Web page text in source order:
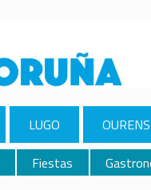
LUGO
Fiestas